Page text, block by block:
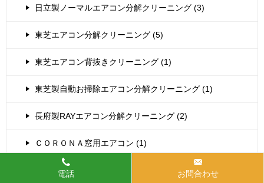
日立製ノーマルエアコン分解クリーニング (3)
東芝エアコン分解クリーニング (5)
東芝エアコン背抜きクリーニング (1)
東芝製自動お掃除エアコン分解クリーニング (1)
長府製RAYエアコン分解クリーニング (2)
ＣＯＲＯＮＡ窓用エアコン (1)
オーダーメイドプラン(9時17時パック) (1)
電話 お問合わせ